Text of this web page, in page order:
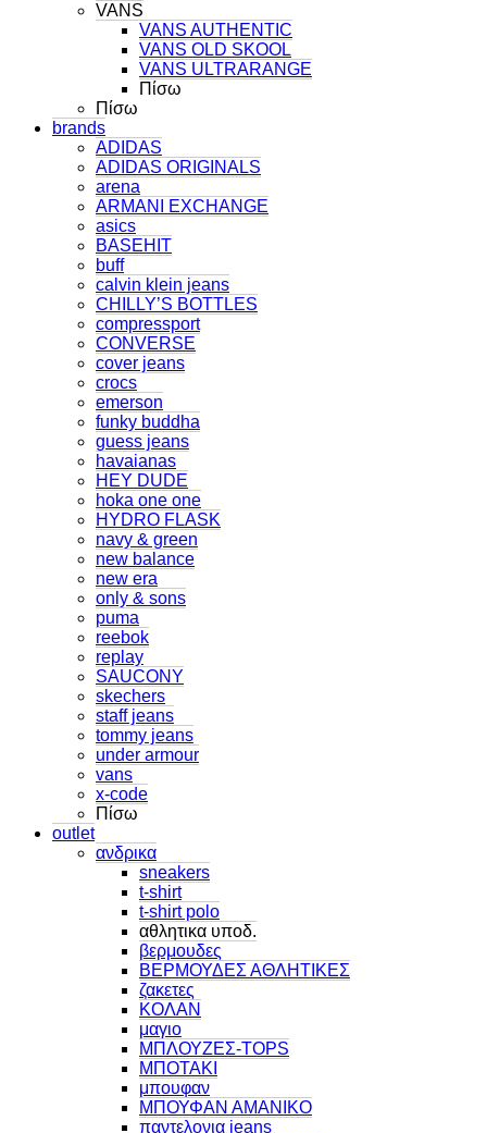
VANS
VANS AUTHENTIC
VANS OLD SKOOL
VANS ULTRARANGE
Πίσω
Πίσω
brands
ADIDAS
ADIDAS ORIGINALS
arena
ARMANI EXCHANGE
asics
BASEHIT
buff
calvin klein jeans
CHILLY’S BOTTLES
compressport
CONVERSE
cover jeans
crocs
emerson
funky buddha
guess jeans
havaianas
HEY DUDE
hoka one one
HYDRO FLASK
navy & green
new balance
new era
only & sons
puma
reebok
replay
SAUCONY
skechers
staff jeans
tommy jeans
under armour
vans
x-code
Πίσω
outlet
ανδρικα
sneakers
t-shirt
t-shirt polo
αθλητικα υποδ.
βερμουδες
ΒΕΡΜΟΥΔΕΣ ΑΘΛΗΤΙΚΕΣ
ζακετες
ΚΟΛΑΝ
μαγιο
ΜΠΛΟΥΖΕΣ-TOPS
ΜΠΟΤΑΚΙ
μπουφαν
ΜΠΟΥΦΑΝ ΑΜΑΝΙΚΟ
παντελονια jeans